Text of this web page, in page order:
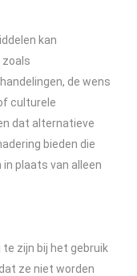
kan
zoals
de wens
culturele
dat alternatieve
bieden die
plaats van alleen
zijn bij het gebruik
ze niet worden